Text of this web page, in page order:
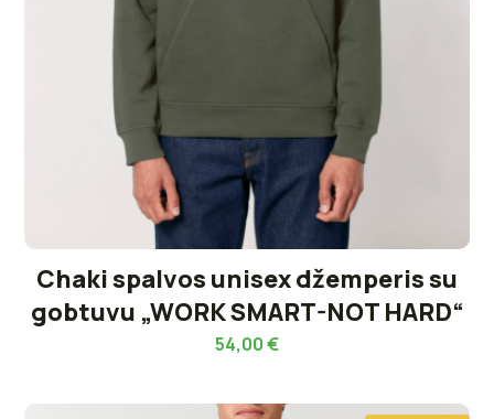
Chaki spalvos unisex džemperis su
gobtuvu „WORK SMART-NOT HARD“
54,00€